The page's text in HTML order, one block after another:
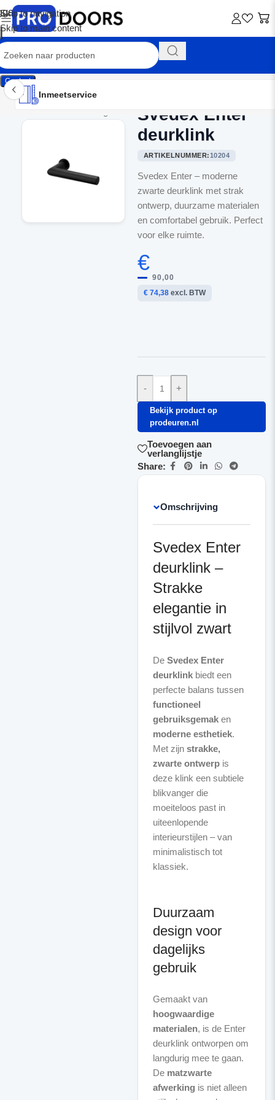
Skip to navigation
Skip to main content
Contact
Inmeetservice
Montageservice
Advies op maat
Showroom
Inmeetservice
Svedex Enter
deurklink
ARTIKELNUMMER:10204
Svedex Enter – moderne
zwarte deurklink met strak
ontwerp, duurzame materialen
en comfortabel gebruik. Perfect
voor elke ruimte.
€
90,00
€ 74,38excl. BTW
- +
Bekijk product op
prodeuren.nl
Toevoegen aan
verlanglijstje
Share:
Omschrijving
Svedex Enter
deurklink –
Strakke
elegantie in
stijlvol zwart
De Svedex Enter
deurklinkbiedt een
perfecte balans tussen
functioneel
gebruiksgemaken
moderne esthetiek.
Met zijn strakke,
zwarte ontwerpis
deze klink een subtiele
blikvanger die
moeiteloos past in
uiteenlopende
interieurstijlen – van
minimalistisch tot
klassiek.
Duurzaam
design voor
dagelijks
gebruik
Gemaakt van
hoogwaardige
materialen, is de Enter
deurklink ontworpen om
langdurig mee te gaan.
De matzwarte
afwerking is niet alleen